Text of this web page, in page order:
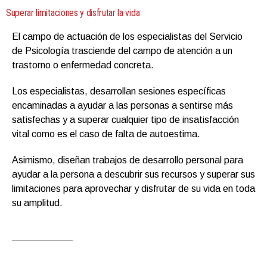
Superar limitaciones y disfrutar la vida
El campo de actuación de los especialistas del Servicio
de Psicología trasciende del campo de atención a un
trastorno o enfermedad concreta.
Los especialistas, desarrollan sesiones específicas
encaminadas a ayudar a las personas a sentirse más
satisfechas y a superar cualquier tipo de insatisfacción
vital como es el caso de falta de autoestima.
Asimismo, diseñan trabajos de desarrollo personal para
ayudar a la persona a descubrir sus recursos y superar sus
limitaciones para aprovechar y disfrutar de su vida en toda
su amplitud.